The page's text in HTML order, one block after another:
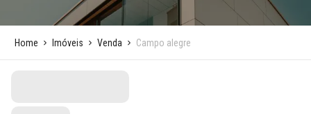
Home Imóveis Venda Campo alegre